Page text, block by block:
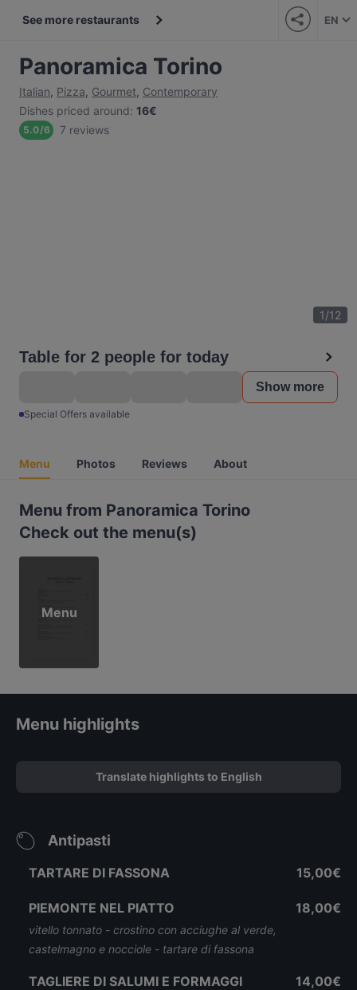
See more restaurants EN
Panoramica Torino
Italian, Pizza, Gourmet, Contemporary
Dishes priced around: 16€
5.0/6 7 reviews
1/12
Table for 2 people for today
Show more
Special Offers available
Menu Photos Reviews About
Menu from Panoramica Torino
Check out the menu(s)
Menu
Menu highlights
Translate highlights to English
Antipasti
TARTARE DI FASSONA 15,00€
PIEMONTE NEL PIATTO
vitello tonnato - crostino con acciughe al verde,
castelmagno e nocciole - tartare di fassona
18,00€
TAGLIERE DI SALUMI E FORMAGGI 14,00€